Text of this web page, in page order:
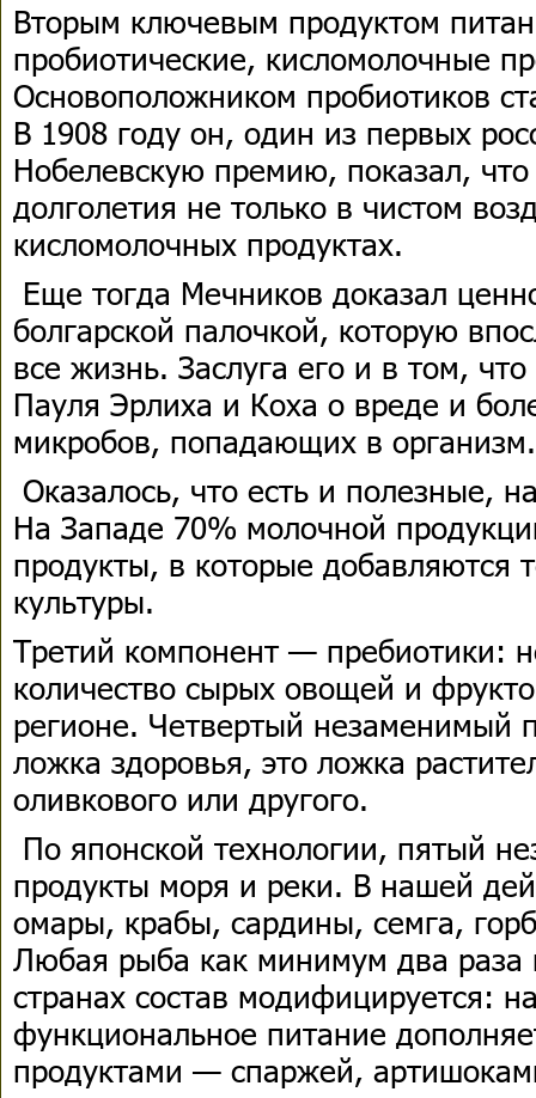
Вторым ключевым продуктом
пробиотические, кисломолочные
Основоположником пробиотиков
В 1908 году он, один из первых
Нобелевскую премию, показал, что
долголетия не только в чистом
кисломолочных продуктах.
Еще тогда Мечников доказал
болгарской палочкой, которую
все жизнь. Заслуга его и в том,
Пауля Эрлиха и Коха о вреде и
микробов, попадающих в организм.
Оказалось, что есть и полезные,
На Западе 70% молочной
продукты, в которые добавляются
культуры.
Третий компонент — пребиотики:
количество сырых овощей и
регионе. Четвертый незаменимый
ложка здоровья, это ложка
оливкового или другого.
По японской технологии, пятый
продукты моря и реки. В нашей
омары, крабы, сардины, семга,
Любая рыба как минимум два
странах состав модифицируется:
функциональное питание
продуктами — спаржей,